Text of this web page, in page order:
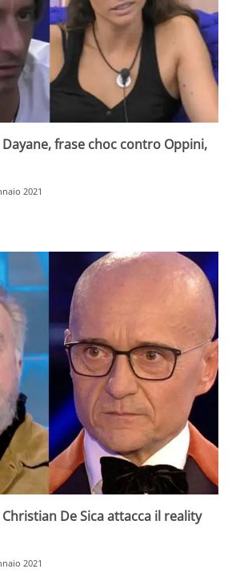
frase choc contro Oppini,
2021
De Sica attacca il reality
2021